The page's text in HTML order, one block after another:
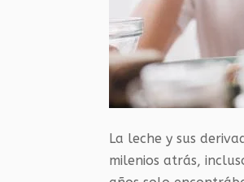
La leche y sus
milenios atrás,